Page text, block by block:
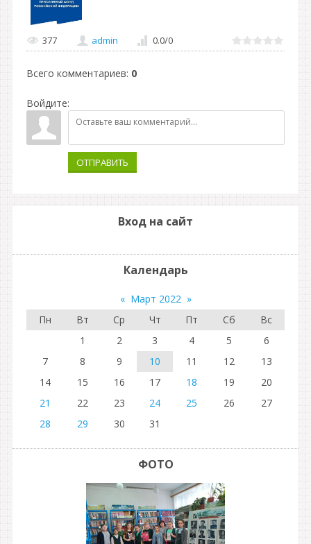
377 admin 0.0/0
Всего комментариев: 0
Войдите:
ОТПРАВИТЬ
Вход на сайт
Календарь
« Март 2022 »
Пн
Вт Ср Чт Пт Сб
Вс
1
2 3 4 5
6
7
8 9 10 11 12
13
14
15 16 17 18 19
20
21
22 23 24 25 26
27
28
29 30 31
ФОТО